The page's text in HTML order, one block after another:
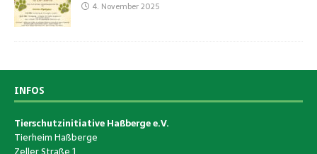
4. November 2025
INFOS
Tierschutzinitiative Haßberge e.V.
Tierheim Haßberge